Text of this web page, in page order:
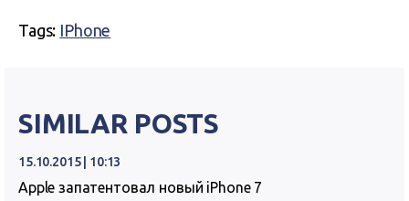
Tags: IPhone
SIMILAR POSTS
15.10.2015 | 10:13
Apple запатентовал новый iPhone 7